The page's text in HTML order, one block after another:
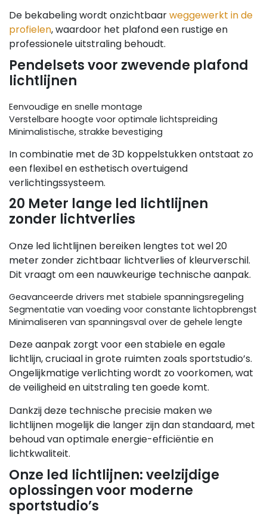
De bekabeling wordt onzichtbaarweggewerkt in de
profielen, waardoor het plafond een rustige en
professionele uitstraling behoudt.
Pendelsets voor zwevende plafond
lichtlijnen
Eenvoudige en snelle montage
Verstelbare hoogte voor optimale lichtspreiding
Minimalistische, strakke bevestiging
In combinatie met de 3D koppelstukken ontstaat zo
een flexibel en esthetisch overtuigend
verlichtingssysteem.
20 Meter lange led lichtlijnen
zonder lichtverlies
Onze led lichtlijnen bereiken lengtes tot wel 20
meter zonder zichtbaar lichtverlies of kleurverschil.
Dit vraagt om een nauwkeurige technische aanpak.
Geavanceerde drivers met stabiele spanningsregeling
Segmentatie van voeding voor constante lichtopbrengst
Minimaliseren van spanningsval over de gehele lengte
Deze aanpak zorgt voor een stabiele en egale
lichtlijn, cruciaal in grote ruimten zoals sportstudio’s.
Ongelijkmatige verlichting wordt zo voorkomen, wat
de veiligheid en uitstraling ten goede komt.
Dankzij deze technische precisie maken we
lichtlijnen mogelijk die langer zijn dan standaard, met
behoud van optimale energie-efficiëntie en
lichtkwaliteit.
Onze led lichtlijnen: veelzijdige
oplossingen voor moderne
sportstudio’s